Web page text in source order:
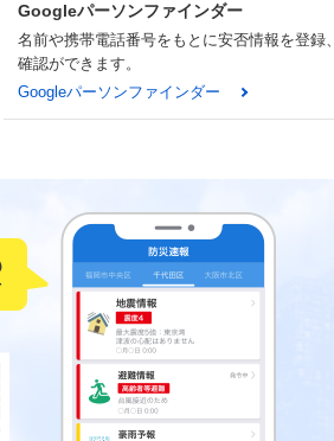
Googleパーソンファインダー
名前や携帯電話番号をもとに安否情報を登録、
確認ができます。
Googleパーソンファインダー